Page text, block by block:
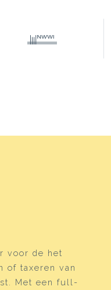
voor de het
of taxeren van
Met een full-